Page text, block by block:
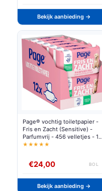
Bekijk aanbieding →
Page® vochtig toiletpapier -
Fris en Zacht (Sensitive) -
Parfumvrij - 456 velletjes - 12
x 38 stuks -
★★★★★
€24,00 BOL
Bekijk aanbieding →